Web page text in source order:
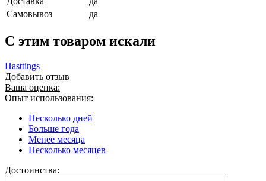
Самовывоз
да
C этим товаром искали
Hasttings
Добавить отзыв
Ваша оценка:
Опыт использования:
Несколько дней
Больше года
Менее месяца
Несколько месяцев
Достоинства: